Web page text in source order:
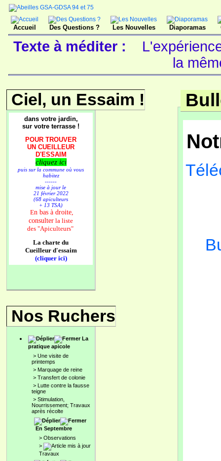
Accueil Des Questions ? Les Nouvelles Diaporamas
Texte à méditer :
la
Ciel, un Essaim !
dans votre jardin,
sur votre terrasse !
POUR TROUVER
UN CUEILLEUR
D'ESSAIM
cliquez ici
puis sur la commune où vous
habitez
------
mise à jour le
21 février 2022
(68 apiculteurs
+ 13 TSA)
En bas à droite,
consulter la liste
des "Apiculteurs"
La charte du
Cueilleur d'essaim
(cliquer ici)
Nos Ruchers
La
pratique apicole
> Une visite de
printemps
> Marquage de reine
> Transfert de colonie
> Lutte contre la fausse
teigne
> Stimulation,
Nourrissement; Travaux
après récolte
En Septembre
> Observations
>
Travaux